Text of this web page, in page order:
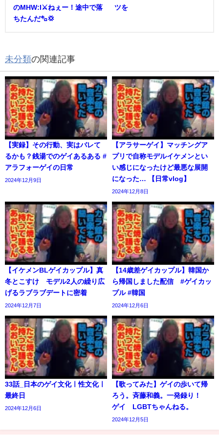
のMHW:I⚔️ねぇー！途中で落
ちたんだ㌔💢
ツを
未分類の関連記事
【実録】その行動、実はバレて
るかも？銭湯でのゲイあるある #
アラフォーゲイの日常
2024年12月9日
【アラサーゲイ】マッチングア
プリで自称モデルイケメンとい
い感じになったけど最悪な展開
になった… 【日常vlog】
2024年12月8日
【イケメンBLゲイカップル】真
冬とこすけ モデル2人の繰り広
げるラブラブデートに密着
2024年12月7日
【14歳差ゲイカップル】韓国か
ら帰国しました配信 #ゲイカッ
プル #韓国
2024年12月6日
33話_日本のゲイ文化ㅣ性文化ㅣ
最終日
2024年12月6日
【歌ってみた】ゲイの歩いて帰
ろう。斉藤和義。一発録り！
ゲイ LGBTちゃんねる。
2024年12月5日